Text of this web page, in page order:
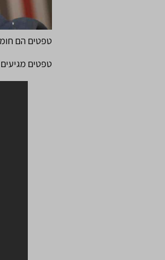
טפטים הם
טפטים